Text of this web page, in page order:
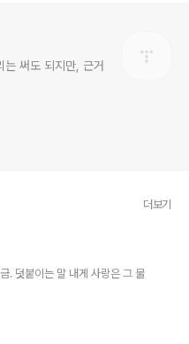
는 써도 되지만, 근거
더보기
. 덧붙이는 말 내게 사랑은 그 물